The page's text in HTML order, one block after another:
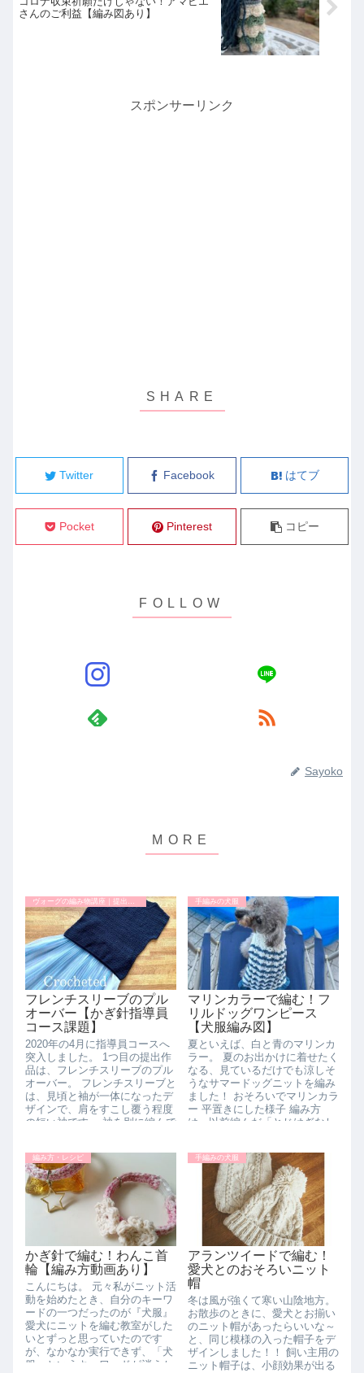
さんのご利益【編み図あり】
スポンサーリンク
Twitter Facebook はてブ
Pocket Pinterest コピー
Sayoko
ヴォーグの編み物講座｜提出課題
フレンチスリーブのプル
オーバー【かぎ針指導員
コース課題】
2020年の4月に指導員コースへ
突入しました。 1つ目の提出作
品は、フレンチスリーブのプル
オーバー。 フレンチスリーブと
は、見頃と袖が一体になったデ
ザインで、肩をすこし覆う程度
の短い袖です。 袖を別に編んで
手編みの犬服
マリンカラーで編む！フ
リルドッグワンピース
【犬服編み図】
夏といえば、白と青のマリンカ
ラー。 夏のお出かけに着せたく
なる、見ているだけでも涼しそ
うなサマードッグニットを編み
ました！ おそろいでマリンカラ
ー 平置きにした様子 編み方
は、以前編んだ「とじはぎなし
編み方・レシピ
かぎ針で編む！わんこ首
輪【編み方動画あり】
こんにちは。 元々私がニット活
動を始めたとき、自分のキーワ
ードの一つだったのが『犬服』
愛犬にニットを編む教室がした
いとずっと思っていたのです
が、なかなか実行できず、「犬
服」というキーワードが消えか
手編みの犬服
アランツイードで編む！
愛犬とのおそろいニット
帽
冬は風が強くて寒い山陰地方。
お散歩のときに、愛犬とお揃い
のニット帽があったらいいな～
と、同じ模様の入った帽子をデ
ザインしました！！ 飼い主用の
ニット帽子は、小顔効果が出る